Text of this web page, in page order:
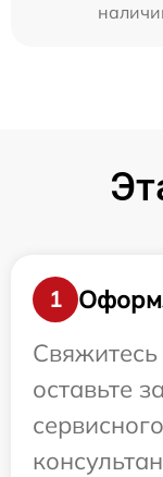
1
оставьте